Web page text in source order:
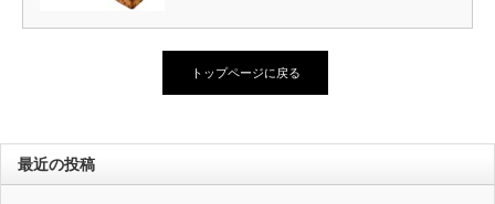
トップページに戻る
最近の投稿